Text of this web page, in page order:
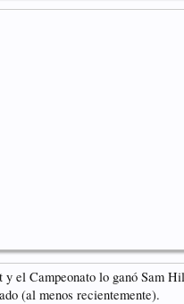
y el Campeonato lo ganó
(al menos recientemente).